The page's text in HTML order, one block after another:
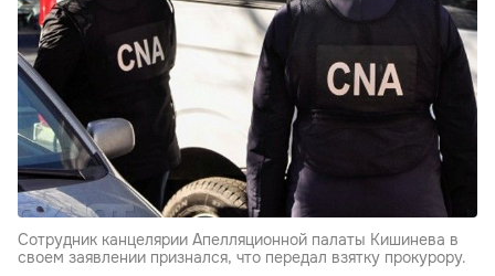
Сотрудник канцелярии Апелляционной палаты Кишинева в
своем заявлении признался, что передал взятку прокурору.